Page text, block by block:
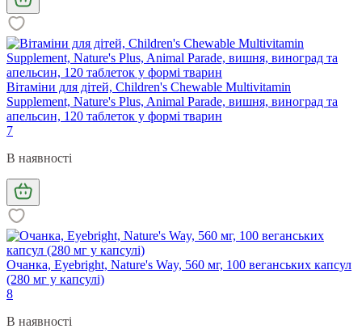
Вітаміни для дітей, Children's Chewable Multivitamin
Supplement, Nature's Plus, Animal Parade, вишня, виноград та
апельсин, 120 таблеток у формі тварин
7
В наявності
Очанка, Eyebright, Nature's Way, 560 мг, 100 веганських капсул
(280 мг у капсулі)
8
В наявності